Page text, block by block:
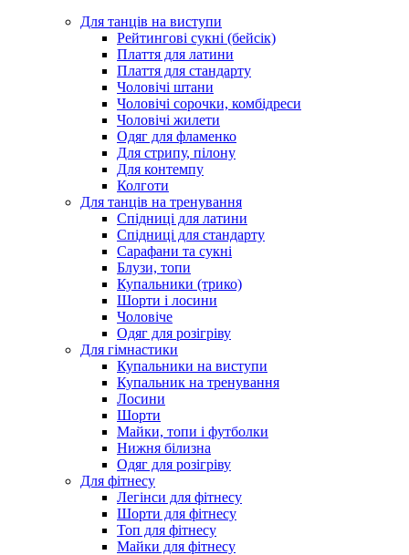
Для танців на виступи
Рейтингові сукні (бейсік)
Плаття для латини
Плаття для стандарту
Чоловічі штани
Чоловічі сорочки, комбідреси
Чоловічі жилети
Одяг для фламенко
Для стрипу, пілону
Для контемпу
Колготи
Для танців на тренування
Спідниці для латини
Спідниці для стандарту
Сарафани та сукні
Блузи, топи
Купальники (трико)
Шорти і лосини
Чоловіче
Одяг для розігріву
Для гімнастики
Купальники на виступи
Купальник на тренування
Лосини
Шорти
Майки, топи і футболки
Нижня білизна
Одяг для розігріву
Для фітнесу
Легінси для фітнесу
Шорти для фітнесу
Топ для фітнесу
Майки для фітнесу